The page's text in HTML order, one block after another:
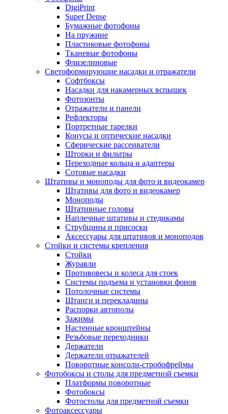
DigiPrint
Super Dense
Бумажные фотофоны
На пружине
Пластиковые фотофоны
Тканевые фотофоны
Флизелиновые
Светоформирующие насадки и отражатели
Софтбоксы
Насадки для накамерных вспышек
Фотозонты
Отражатели и панели
Рефлекторы
Портретные тарелки
Конусы и оптические насадки
Сферические рассеиватели
Шторки и фильтры
Переходные кольца и адаптеры
Сотовые насадки
Штативы и моноподы для фото и видеокамер
Штативы для фото и видеокамер
Моноподы
Штативные головы
Наплечные штативы и стедикамы
Струбцины и присоски
Аксессуары для штативов и моноподов
Стойки и системы крепления
Стойки
Журавли
Противовесы и колеса для стоек
Системы подъема и установки фонов
Потолочные системы
Штанги и перекладины
Распорки автополы
Зажимы
Настенные кронштейны
Резьбовые переходники
Держатели
Держатели отражателей
Поворотные консоли-стробофреймы
Фотобоксы и столы для предметной съемки
Платформы поворотные
Фотобоксы
Фотостолы для предметной съемки
Фотоаксессуары